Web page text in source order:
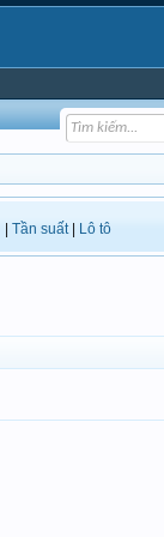
Tần suất| Lô tô